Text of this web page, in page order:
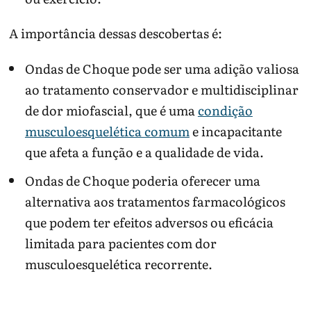
A importância dessas descobertas é:
Ondas de Choque pode ser uma adição valiosa
ao tratamento conservador e multidisciplinar
de dor miofascial, que é umacondição
musculoesquelética comume incapacitante
que afeta a função e a qualidade de vida.
Ondas de Choque poderia oferecer uma
alternativa aos tratamentos farmacológicos
que podem ter efeitos adversos ou eficácia
limitada para pacientes com dor
musculoesquelética recorrente.